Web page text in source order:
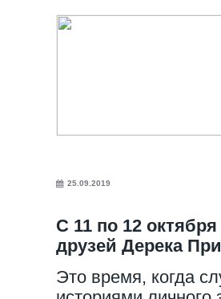
25.09.2019
С 11 по 12
друзей Дерека
Это время, когда